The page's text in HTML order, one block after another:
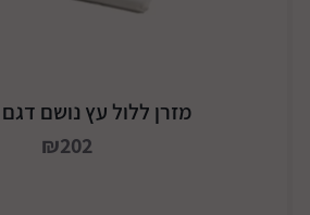
מזרן ללול עץ נושם דגם 95X83
₪202